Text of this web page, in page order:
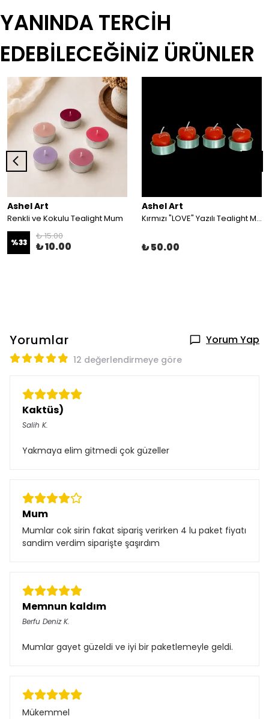
YANINDA TERCİH
EDEBİLECEĞİNİZ ÜRÜNLER
Ashel Art
Renkli ve Kokulu Tealight Mum
%33
₺ 15.00
₺ 10.00
Ashel Art
Kırmızı "LOVE" Yazılı Tealight Mum (açıklamayı okuyunuz)
₺ 50.00
Yorumlar Yorum Yap
12 değerlendirmeye göre
Kaktüs)
Salih K.
Yakmaya elim gitmedi çok güzeller
Mum
Mumlar cok sirin fakat sipariş verirken 4 lu paket fiyatı
sandim verdim siparişte şaşırdım
Memnun kaldım
Berfu Deniz K.
Mumlar gayet güzeldi ve iyi bir paketlemeyle geldi.
Mükemmel